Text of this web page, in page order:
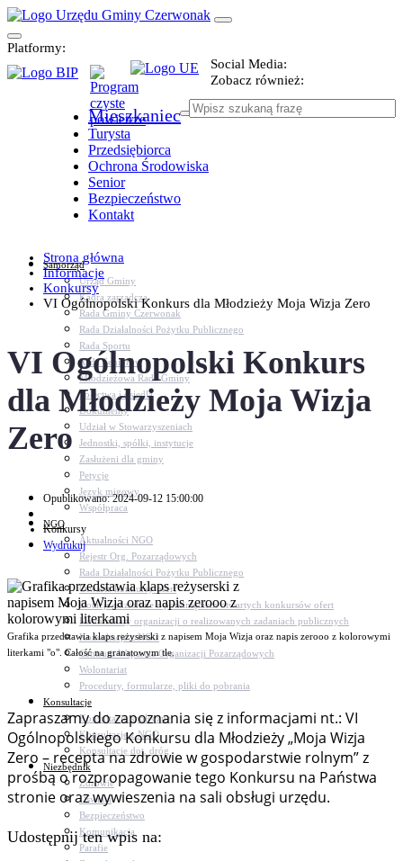
Platformy:
Social Media:
Zobacz również:
Mieszkaniec
Turysta
Przedsiębiorca
Ochrona Środowiska
Senior
Bezpieczeństwo
Kontakt
Samorząd
Urząd Gminy
Kadra zarządcza
Rada Gminy Czerwonak
Rada Działalności Pożytku Publicznego
Rada Sportu
Rada Seniorów
Młodzieżowa Rada Gminy
Sołectwa i osiedla
Dokumenty
Udział w Stowarzyszeniach
Jednostki, spółki, instytucje
Zasłużeni dla gminy
Petycje
Język migowy
Współpraca
NGO
Aktualności NGO
Rejestr Org. Pozarządowych
Rada Działalności Pożytku Publicznego
Otwarte konkursy ofert
Dotacje udzielone z pominięciem otwartych konkursów ofert
Komunikaty organizacji o realizowanych zadaniach publicznych
Konsultacje z NGO
Centrum Wsparcia Organizacji Pozarządowych
Wolontariat
Procedury, formularze, pliki do pobrania
Konsultacje
Konsultacje społeczne
Konsultacje z NGO
Konsultacje dot. dróg
Niezbędnik
Zdrowie
Oświata
Bezpieczeństwo
Komunikacja
Parafie
Strona główna
Informacje
Konkursy
VI Ogólnopolski Konkurs dla Młodzieży Moja Wizja Zero
VI Ogólnopolski Konkurs
dla Młodzieży Moja Wizja
Zero
Opublikowano: 2024-09-12 15:00:00
Konkursy
Wydrukuj
Grafika przedstawia klaps reżyserski z napisem Moja Wizja oraz napis zerooo z kolorowymi
literkami "o". Całość na granatowym tle.
Zapraszamy do zapoznania się z informacjami nt.: VI
Ogólnopolskiego Konkursu dla Młodzieży „Moja Wizja
Zero – recepta na zdrowie w gospodarstwie rolnym” z
prośbą o rozpropagowanie tego Konkursu na Państwa
stronie oraz wywieszenia na sali obsługi urzędu.
Udostępnij ten wpis na: